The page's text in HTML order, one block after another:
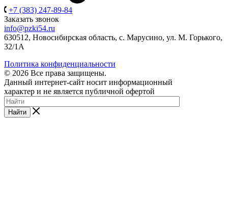
+7 (383) 247-89-84
Заказать звонок
info@pzki54.ru
630512, Новосибирская область, с. Марусино, ул. М. Горького,
32/1A
Политика конфиденциальности
© 2026 Все права защищены.
Данный интернет-сайт носит информационный
характер и не является публичной офертой
Найти